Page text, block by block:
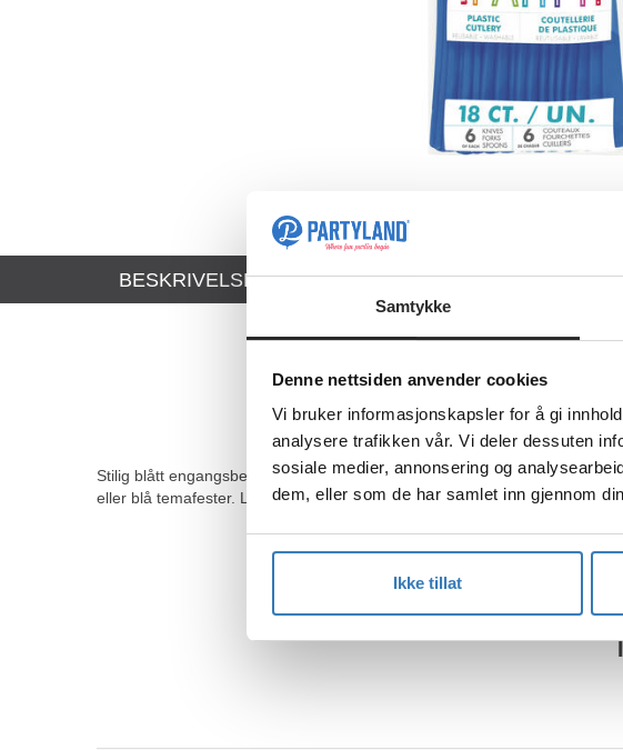
Samtykke
Denne nettsiden anvender cookies
Vi bruker informasjonskapsler for å gi
analysere trafikken vår. Vi deler dessuten
sosiale medier, annonsering og
dem, eller som de har samlet inn gjennom
Ikke tillat
BESKRIVELSE TEKNISK INFO
Stilig blått engangsbestikk som setter farge på borddekkingen! Pakken
eller blå temafester. Lett, solid og klar for party så det er bare å dekke på